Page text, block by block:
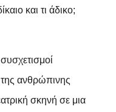
και τι άδικο;
της ανθρώπινης
σκηνή σε μια